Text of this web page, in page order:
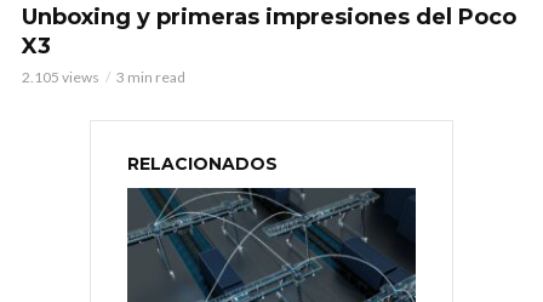
Unboxing y primeras impresiones del Poco
X3
2.105 views 3 min read
RELACIONADOS